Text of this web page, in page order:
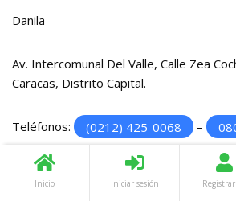
Inicio Iniciar sesión
Danila
Av. Intercomunal Del Valle, Calle Zea
Caracas, Distrito Capital.
Teléfonos: (0212) 425-0068 –
WhatsApp: +584242443848